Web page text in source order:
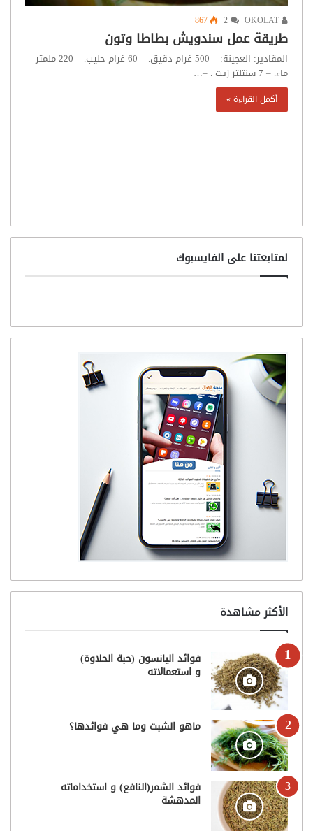
867
طريقة عمل سندويش بطاطا وتون
المقادير: العجينة: – 500 غرام دقيق. – 60 غرام حليب. – 220 ملمتر
ماء. – 7 سنتلتر زيت . –…
أكمل القراءة »
لمتابعتنا على الفايسبوك
الأكثر مشاهدة
فوائد اليانسون (حبة الحلاوة)
و استعمالاته
ماهو الشبت وما هي فوائدها؟
فوائد الشمر(النافع) و استخداماته
المدهشة